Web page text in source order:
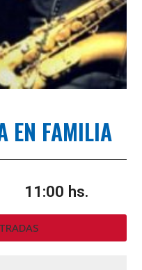
EN FAMILIA
11:00 hs.